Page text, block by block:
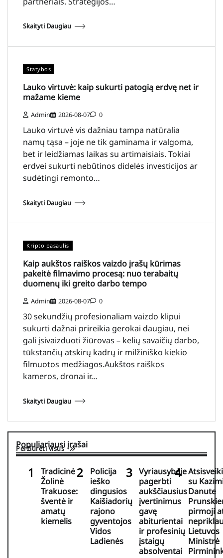
Skaityti Daugiau
Statybos
Lauko virtuvė: kaip sukurti patogią erdvę net ir
mažame kieme
Admin 2026-08-07 0
Lauko virtuvė vis dažniau tampa natūralia
namų tąsa – joje ne tik gaminama ir valgoma,
bet ir leidžiamas laikas su artimaisiais. Tokiai
erdvei sukurti nebūtinos didelės investicijos ar
sudėtingi remonto…
Skaityti Daugiau
Kripto pasaulis
Kaip aukštos raiškos vaizdo įrašų kūrimas
pakeitė filmavimo procesą: nuo terabaitų
duomenų iki greito darbo tempo
Admin 2026-08-07 0
30 sekundžių profesionaliam vaizdo klipui
sukurti dažnai prireikia gerokai daugiau, nei
gali įsivaizduoti žiūrovas – kelių savaičių darbo,
tūkstančių atskirų kadrų ir milžiniško kiekio
filmuotos medžiagos.Aukštos raiškos
kameros, dronai ir…
Skaityti Daugiau
Populiariausi įrašai
Peržiūrėti visus
Tradicinė
Žolinė
Trakuose:
šventė ir
amatų
kiemelis
Policija
ieško
dingusios
Kaišiadorių
rajono
gyventojos
Vidos
Ladienės
Vyriausybėje
pagerbti
aukščiausius
įvertinimus
gavę
abiturientai
ir profesinių
įstaigų
absolventai
su
Danute
pirmoji
Lietuvos
Ministrė